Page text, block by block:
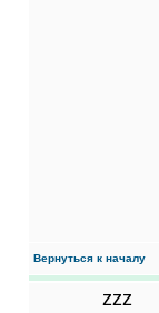
Вернуться к началу
zzz